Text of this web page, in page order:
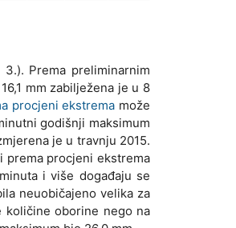
Prema preliminarnim
mm zabilježena je u 8
procjeni ekstrema može
godišnji maksimum
je u travnju 2015.
prema procjeni ekstrema
i više događaju se
neuobičajeno velika za
količine oborine nego na